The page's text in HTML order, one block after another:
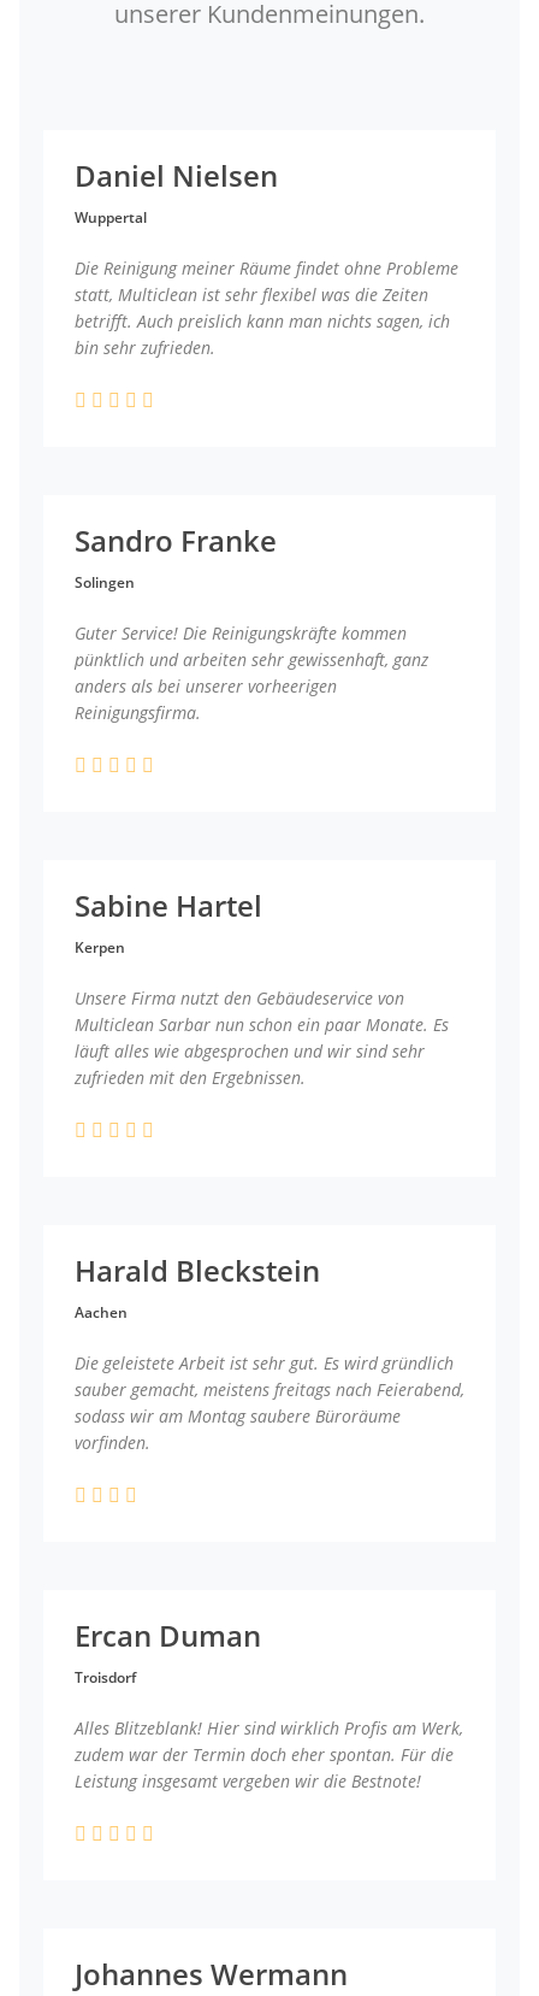
unserer Kundenmeinungen.
Daniel Nielsen
Wuppertal
Die Reinigung meiner Räume findet ohne Probleme
statt, Multiclean ist sehr flexibel was die Zeiten
betrifft. Auch preislich kann man nichts sagen, ich
bin sehr zufrieden.
Sandro Franke
Solingen
Guter Service! Die Reinigungskräfte kommen
pünktlich und arbeiten sehr gewissenhaft, ganz
anders als bei unserer vorheerigen
Reinigungsfirma.
Sabine Hartel
Kerpen
Unsere Firma nutzt den Gebäudeservice von
Multiclean Sarbar nun schon ein paar Monate. Es
läuft alles wie abgesprochen und wir sind sehr
zufrieden mit den Ergebnissen.
Harald Bleckstein
Aachen
Die geleistete Arbeit ist sehr gut. Es wird gründlich
sauber gemacht, meistens freitags nach Feierabend,
sodass wir am Montag saubere Büroräume
vorfinden.
Ercan Duman
Troisdorf
Alles Blitzeblank! Hier sind wirklich Profis am Werk,
zudem war der Termin doch eher spontan. Für die
Leistung insgesamt vergeben wir die Bestnote!
Johannes Wermann